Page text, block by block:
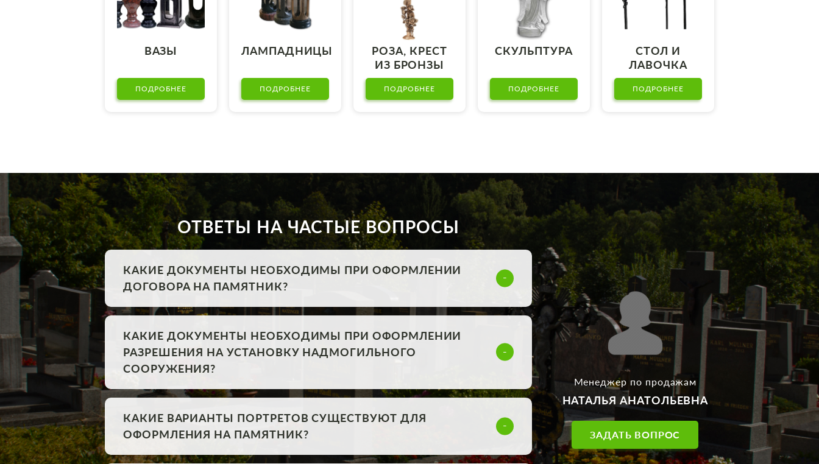
ВАЗЫ
ПОДРОБНЕЕ
ЛАМПАДНИЦЫ
ПОДРОБНЕЕ
РОЗА, КРЕСТ
ИЗ БРОНЗЫ
ПОДРОБНЕЕ
СКУЛЬПТУРА
ПОДРОБНЕЕ
СТОЛ И
ЛАВОЧКА
ПОДРОБНЕЕ
ОТВЕТЫ НА ЧАСТЫЕ ВОПРОСЫ
КАКИЕ ДОКУМЕНТЫ НЕОБХОДИМЫ ПРИ ОФОРМЛЕНИИ
ДОГОВОРА НА ПАМЯТНИК?
КАКИЕ ДОКУМЕНТЫ НЕОБХОДИМЫ ПРИ ОФОРМЛЕНИИ
РАЗРЕШЕНИЯ НА УСТАНОВКУ НАДМОГИЛЬНОГО
СООРУЖЕНИЯ?
КАКИЕ ВАРИАНТЫ ПОРТРЕТОВ СУЩЕСТВУЮТ ДЛЯ
ОФОРМЛЕНИЯ НА ПАМЯТНИК?
Менеджер по продажам
НАТАЛЬЯ АНАТОЛЬЕВНА
ЗАДАТЬ ВОПРОС